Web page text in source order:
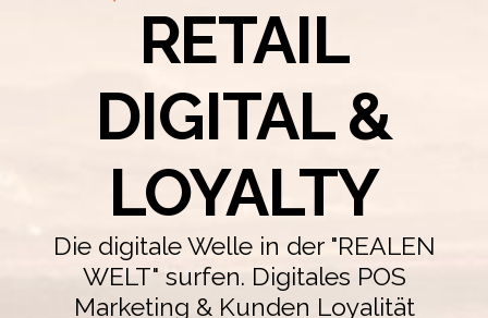
RETAIL
DIGITAL &
LOYALTY
Die digitale Welle in der "REALEN
WELT" surfen. Digitales POS
Marketing & Kunden Loyalität